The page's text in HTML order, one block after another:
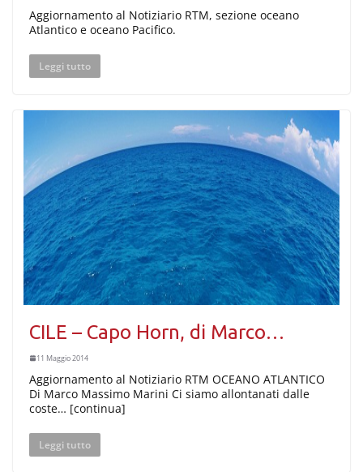
Aggiornamento al Notiziario RTM, sezione oceano
Atlantico e oceano Pacifico.
Leggi tutto
CILE – Capo Horn, di Marco…
11 Maggio 2014
Aggiornamento al Notiziario RTM OCEANO ATLANTICO
Di Marco Massimo Marini Ci siamo allontanati dalle
coste… [continua]
Leggi tutto